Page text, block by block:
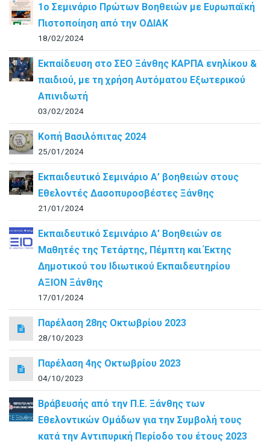
1ο Σεμινάριο Πρώτων Βοηθειών με Ευρωπαϊκή
Πιστοποίηση από την ΟΔΙΑΚ
18/02/2024
Εκπαίδευση στο ΣΕΟ Ξάνθης ΚΑΡΠΑ ενηλίκου &
παιδιού, με τη χρήση Αυτόματου Εξωτερικού
Απινιδωτή
03/02/2024
Κοπή Βασιλόπιτας 2024
25/01/2024
Εκπαιδευτικό Σεμινάριο Α’ βοηθειών στους
Εθελοντές Δασοπυροσβέστες Ξάνθης
21/01/2024
Εκπαιδευτικό Σεμινάριο Α’ Βοηθειών σε
Μαθητές της Τετάρτης, Πέμπτη και Έκτης
Δημοτικού του Ιδιωτικού Εκπαιδευτηρίου
ΑΞΙΟΝ Ξάνθης
17/01/2024
Παρέλαση 28ης Οκτωβρίου 2023
28/10/2023
Παρέλαση 4ης Οκτωβρίου 2023
04/10/2023
Βράβευσής από την Π.Ε. Ξάνθης των
Εθελοντικών Ομάδων για την Συμβολή τους
κατά την Αντιπυρική Περίοδο του έτους 2023